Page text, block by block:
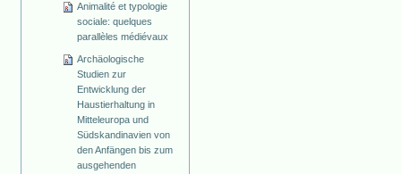
Animalité et typologie
sociale: quelques
parallèles médiévaux
Archäologische
Studien zur
Entwicklung der
Haustierhaltung in
Mitteleuropa und
Südskandinavien von
den Anfängen bis zum
ausgehenden